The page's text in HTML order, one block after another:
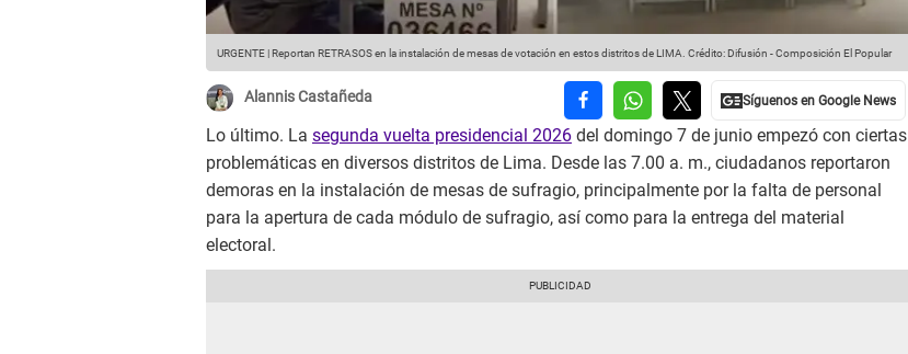
URGENTE | Reportan RETRASOS en la instalación de mesas de votación en estos distritos de LIMA. Crédito: Difusión - Composición El Popular
Alannis Castañeda
Lo último. La segunda vuelta presidencial 2026 del domingo 7 de junio empezó con ciertas
problemáticas en diversos distritos de Lima. Desde las 7.00 a. m., ciudadanos reportaron
demoras en la instalación de mesas de sufragio, principalmente por la falta de personal
para la apertura de cada módulo de sufragio, así como para la entrega del material
electoral.